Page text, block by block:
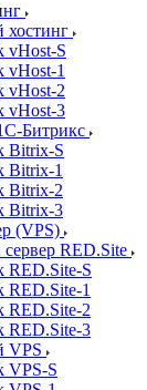
хостинг
vHost-S
vHost-1
vHost-2
vHost-3
Битрикс
Bitrix-S
Bitrix-1
Bitrix-2
Bitrix-3
(VPS)
RED.Site
RED.Site-S
RED.Site-1
RED.Site-2
RED.Site-3
VPS
VPS-S